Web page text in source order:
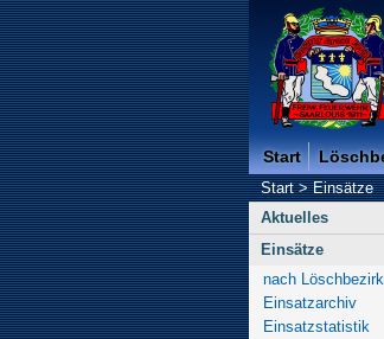
Freiwillige
Start
Start>Einsätze
Aktuelles
Einsätze
nach
Einsatzarchiv
Einsatzstatistik